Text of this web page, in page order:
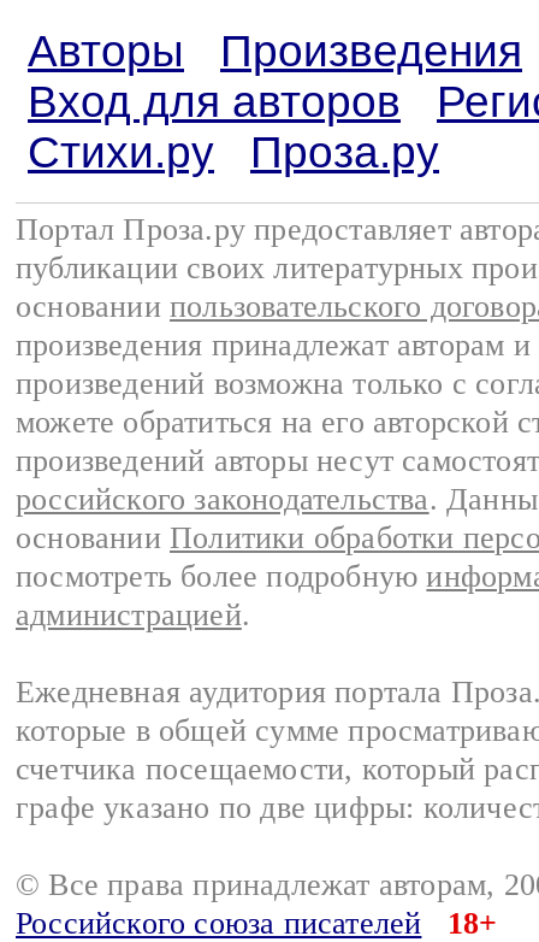
Авторы
Произведения
Вход для авторов
Стихи.ру
Проза.ру
Портал Проза.ру предоставляет
публикации своих литературных
основании пользовательского
произведения принадлежат авторам
произведений возможна только с
можете обратиться на его авторской
произведений авторы несут
российского законодательства.
основании Политики обработки
посмотреть более подробную
администрацией.
Ежедневная аудитория портала
которые в общей сумме
счетчика посещаемости, который
графе указано по две цифры:
© Все права принадлежат авторам,
Российского союза писателей
18+